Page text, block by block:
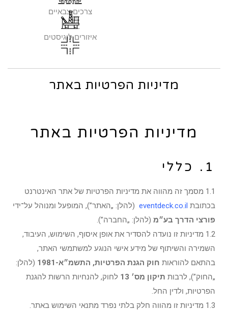
צרכים צבאיים
איזורים לוגיסטים
מדיניות הפרטיות באתר
מדיניות הפרטיות באתר
1. כללי
1.1 מסמך זה מהווה את מדיניות הפרטיות של אתר האינטרנט
בכתובת eventdeck.co.il (להלן: „האתר”), המופעל ומנוהל על־ידי
פורצי הדרך בע״מ (להלן: „החברה”).
1.2 מדיניות זו נועדה להסדיר את אופן איסוף, השימוש, העיבוד,
השמירה והשיתוף של מידע אישי הנוגע למשתמשי האתר,
בהתאם להוראות חוק הגנת הפרטיות, התשמ״א-1981
(להלן:
„החוק”), לרבות תיקון מס׳ 13
לחוק, להנחיות הרשות להגנת
הפרטיות, ולדין החל.
1.3 מדיניות זו מהווה חלק בלתי נפרד מתנאי השימוש באתר.